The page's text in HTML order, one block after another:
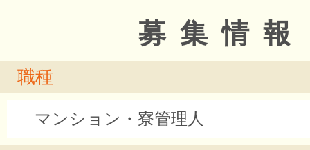
募集情報
職種
マンション・寮管理人